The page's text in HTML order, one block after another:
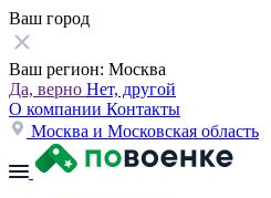
Ваш город
Ваш регион: Москва
Да, верно Нет, другой
О компании Контакты
Москва и Московская область